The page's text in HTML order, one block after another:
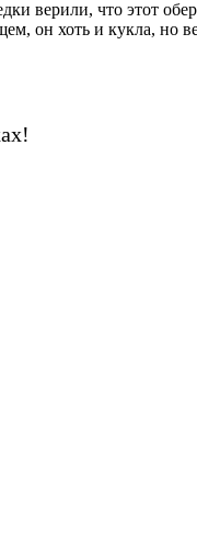
верили, что этот
он хоть и кукла, но